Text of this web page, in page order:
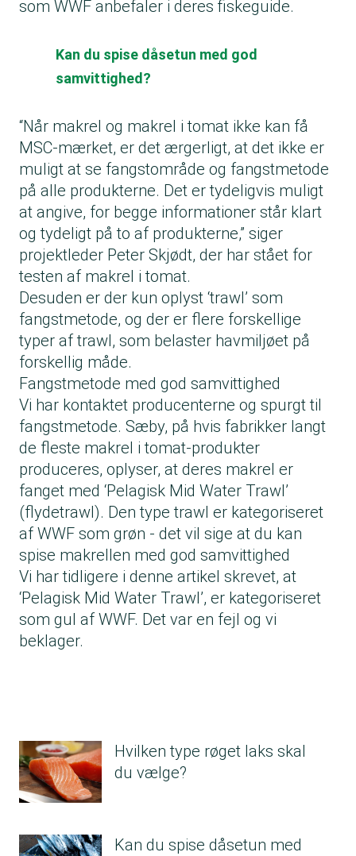
som WWF anbefaler i deres fiskeguide.
Kan du spise dåsetun med god
samvittighed?
“Når makrel og makrel i tomat ikke kan få
MSC-mærket, er det ærgerligt, at det ikke er
muligt at se fangstområde og fangstmetode
på alle produkterne. Det er tydeligvis muligt
at angive, for begge informationer står klart
og tydeligt på to af produkterne,” siger
projektleder Peter Skjødt, der har stået for
testen af makrel i tomat.
Desuden er der kun oplyst ‘trawl’ som
fangstmetode, og der er flere forskellige
typer af trawl, som belaster havmiljøet på
forskellig måde.
Fangstmetode med god samvittighed
Vi har kontaktet producenterne og spurgt til
fangstmetode. Sæby, på hvis fabrikker langt
de fleste makrel i tomat-produkter
produceres, oplyser, at deres makrel er
fanget med ‘Pelagisk Mid Water Trawl’
(flydetrawl). Den type trawl er kategoriseret
af WWF som grøn - det vil sige at du kan
spise makrellen med god samvittighed
Vi har tidligere i denne artikel skrevet, at
‘Pelagisk Mid Water Trawl’, er kategoriseret
som gul af WWF. Det var en fejl og vi
beklager.
Hvilken type røget laks skal
du vælge?
Kan du spise dåsetun med